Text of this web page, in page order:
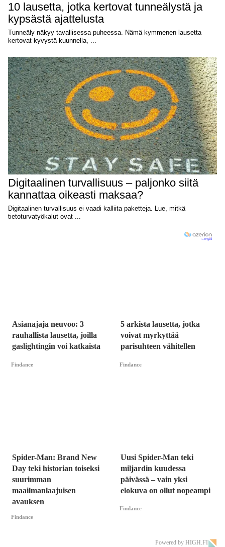
Asianajaja neuvoo: 3
rauhallista lausetta, joilla
gaslightingin voi katkaista
Findance
5 arkista lausetta, jotka
voivat myrkyttää
parisuhteen vähitellen
Findance
Spider-Man: Brand New
Day teki historian toiseksi
suurimman
maailmanlaajuisen
avauksen
Findance
Uusi Spider-Man teki
miljardin kuudessa
päivässä – vain yksi
elokuva on ollut nopeampi
Findance
Powered by HIGH.FI